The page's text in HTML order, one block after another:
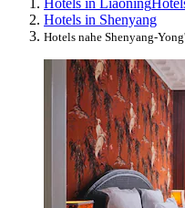
Hotels in Shenyang
Hotels nahe Shenyang-